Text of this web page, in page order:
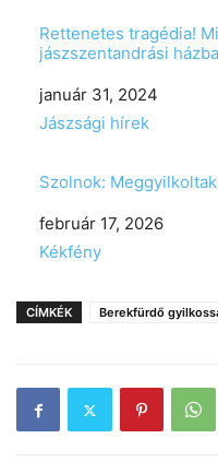
Rettenetes tragédia!
jászszentandrási
Date
január 31, 2024
In relation to
Jászsági hírek
Szolnok:
Date
február 17, 2026
In relation to
Kékfény
CÍMKÉK Berekfürdő